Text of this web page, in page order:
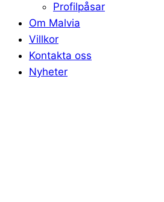
Profilpåsar
Om Malvia
Villkor
Kontakta oss
Nyheter